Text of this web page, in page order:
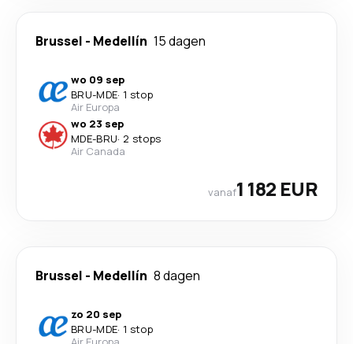
Brussel - Medellín 15 dagen
wo 09 sep
BRU-MDE· 1 stop
Air Europa
wo 23 sep
MDE-BRU· 2 stops
Air Canada
vanaf1 182 EUR
Brussel - Medellín 8 dagen
zo 20 sep
BRU-MDE· 1 stop